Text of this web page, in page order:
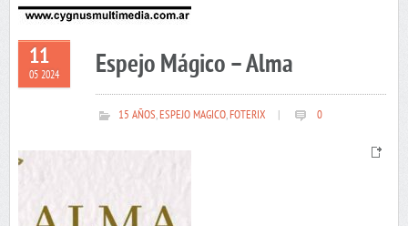
11
05 2024 Espejo Mágico – Alma
15 AÑOS,ESPEJO MAGICO,FOTERIX 0